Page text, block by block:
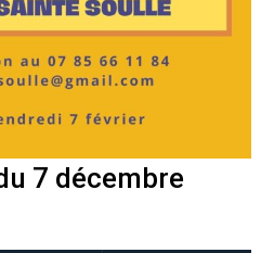
7 décembre